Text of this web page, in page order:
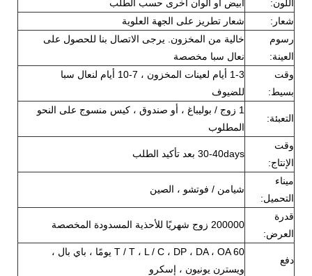
اللون:
أبيض أو ألوان أخرى حسب الطلب
شعار:
شعار تطريز على الجهة العلوية
رسوم
العينة:
خالية من المخزون. يرجى الاتصال بنا للحصول على
نعال سبا مخصصة
وقت
بسيط:
1-3 أيام لعينات المخزون ، 7-10 أيام لنعال سبا
للضيوف
التعبئة:
1 زوج / بوليباغ ، أو صندوق ، كيس منسوج على النحو
المطلوب
وقت
الإنتاج:
30-40days بعد تأكيد الطلب
ميناء
التحميل:
شيامن / فوتشو ، الصين
قدرة
العرض:
200000 زوج شهريًا للأحذية المسدودة المخصصة
دفع
T / T ، L / C ، DP ، DA ، OA 60 يومًا ، باي بال ،
ويسترن يونيون ، إسكرو